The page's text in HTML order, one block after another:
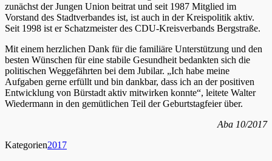
zunächst der Jungen Union beitrat und seit 1987 Mitglied im
Vorstand des Stadtverbandes ist, ist auch in der Kreispolitik aktiv.
Seit 1998 ist er Schatzmeister des CDU-Kreisverbands Bergstraße.
Mit einem herzlichen Dank für die familiäre Unterstützung und den
besten Wünschen für eine stabile Gesundheit bedankten sich die
politischen Weggefährten bei dem Jubilar. „Ich habe meine
Aufgaben gerne erfüllt und bin dankbar, dass ich an der positiven
Entwicklung von Bürstadt aktiv mitwirken konnte“, leitete Walter
Wiedermann in den gemütlichen Teil der Geburtstagfeier über.
Aba 10/2017
Kategorien2017